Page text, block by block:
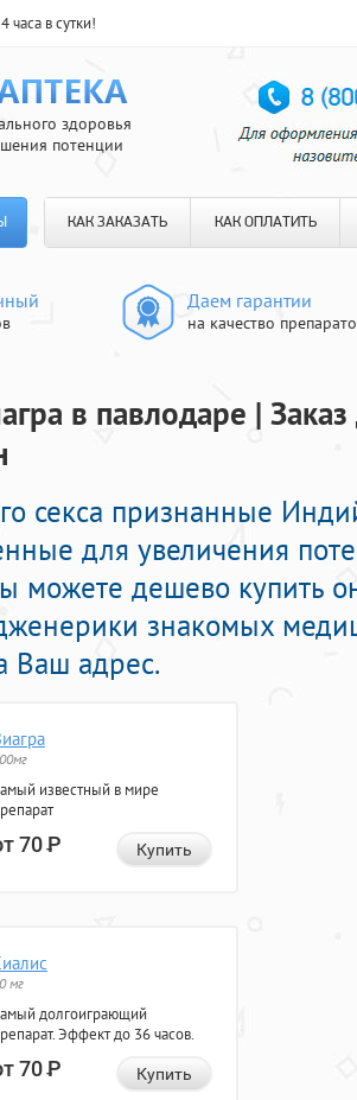
в сутки!
здоровья
потенции
КАК ЗАКАЗАТЬ КАК ОПЛАТИТЬ
Даем гарантии
на качество
в павлодаре |
секса признанные
для увеличения
можете дешево купить
знакомых
Ваш адрес.
известный в мире
70Р Купить
мг
долгоиграющий
Эффект до 36 часов.
70Р Купить